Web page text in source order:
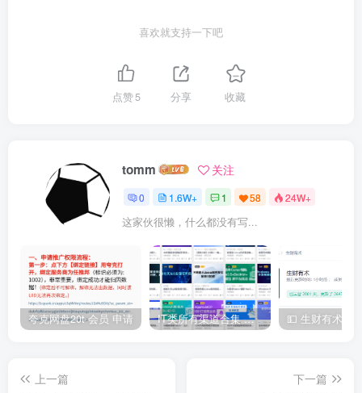
喜欢就支持一下吧
点赞5 分享 收藏
tomm 关注
0 1.6W+ 1 58 24W+
这家伙很懒，什么都没有写...
夸克网盘20t 会员 申请 IT类所有渠道合集 持续日更，目前近四千多条资源 年费用户微信私信获取权限
上一篇
下一篇